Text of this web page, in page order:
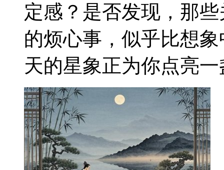
定感？是否发现，那
的烦心事，似乎比想
天的星象正为你点亮